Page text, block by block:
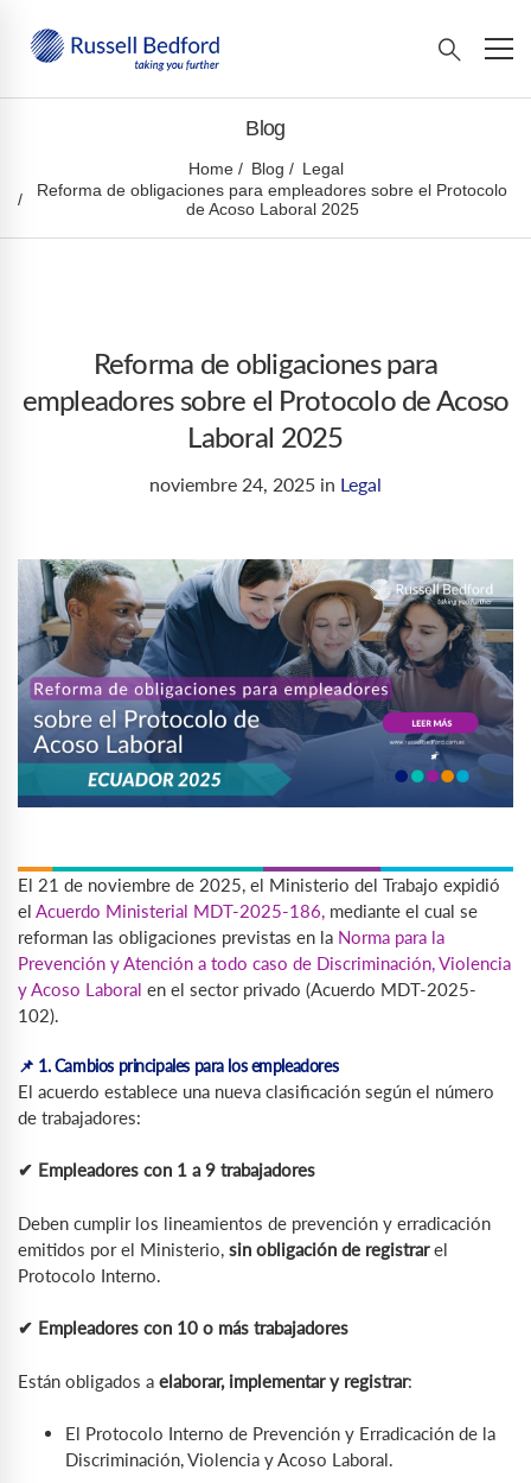
Blog
Home Blog
Legal
Reforma de obligaciones para empleadores sobre el Protocolo
de Acoso Laboral 2025
Reforma de obligaciones para
empleadores sobre el Protocolo de Acoso
Laboral 2025
noviembre 24, 2025 in Legal
El 21 de noviembre de 2025, el Ministerio del Trabajo expidió
el Acuerdo Ministerial MDT-2025-186, mediante el cual se
reforman las obligaciones previstas en la Norma para la
Prevención y Atención a todo caso de Discriminación, Violencia
y Acoso Laboral en el sector privado (Acuerdo MDT-2025-
102).
📌 1. Cambios principales para los empleadores
El acuerdo establece una nueva clasificación según el número
de trabajadores:
✔ Empleadores con 1 a 9 trabajadores
Deben cumplir los lineamientos de prevención y erradicación
emitidos por el Ministerio, sin obligación de registrarel
Protocolo Interno.
✔ Empleadores con 10 o más trabajadores
Están obligados a elaborar, implementar y registrar:
El Protocolo Interno de Prevención y Erradicación de la
Discriminación, Violencia y Acoso Laboral.